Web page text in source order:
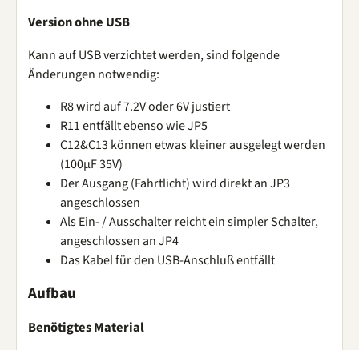
Version ohne USB
Kann auf USB verzichtet werden, sind folgende
Änderungen notwendig:
R8 wird auf 7.2V oder 6V justiert
R11 entfällt ebenso wie JP5
C12&C13 können etwas kleiner ausgelegt werden
(100µF 35V)
Der Ausgang (Fahrtlicht) wird direkt an JP3
angeschlossen
Als Ein- / Ausschalter reicht ein simpler Schalter,
angeschlossen an JP4
Das Kabel für den USB-Anschluß entfällt
Aufbau
Benötigtes Material